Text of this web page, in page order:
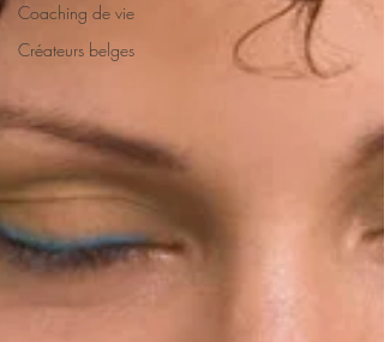
Coaching de vie
Créateurs belges